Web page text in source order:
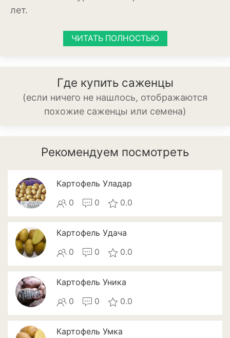
Брюссельская капуста
Капуста кольраби
Картофель
Листовая капуста
Лук
Морковь
Огурцы
Патиссоны
Пекинская и китайская
капуста
лет.
ЧИТАТЬ ПОЛНОСТЬЮ
Где купить саженцы
(если ничего не нашлось, отображаются
похожие саженцы или семена)
Рекомендуем посмотреть
Картофель Уладар
0 0 0.0
Картофель Удача
0 0 0.0
Картофель Уника
0 0 0.0
Картофель Умка